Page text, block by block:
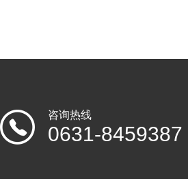
咨询热线
0631-8459387